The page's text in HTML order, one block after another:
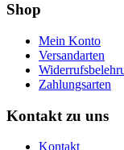
Shop
Mein Konto
Versandarten
Zahlungsarten
Kontakt zu uns
Kontakt